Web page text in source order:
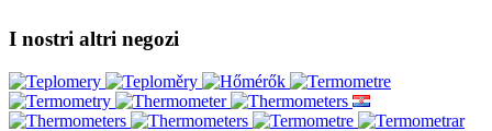
I nostri altri negozi